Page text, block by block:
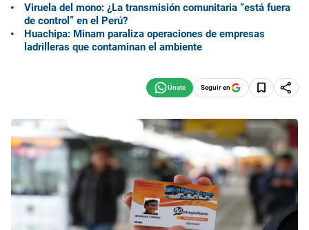
Viruela del mono: ¿La transmisión comunitaria “está fuera
de control” en el Perú?
Huachipa: Minam paraliza operaciones de empresas
ladrilleras que contaminan el ambiente
Seguir en